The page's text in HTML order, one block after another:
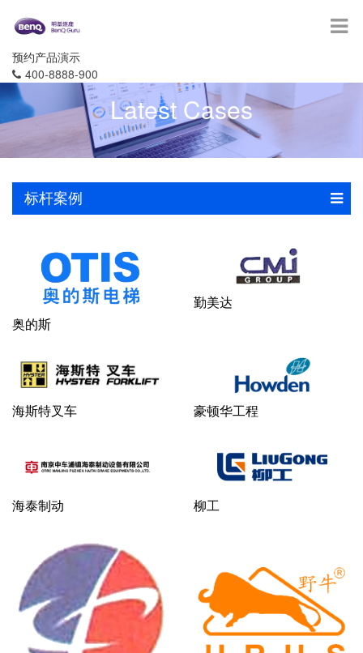
预约产品演示
400-8888-900
Latest Cases
标杆案例
奥的斯
勤美达
海斯特叉车 豪顿华工程
海泰制动 柳工